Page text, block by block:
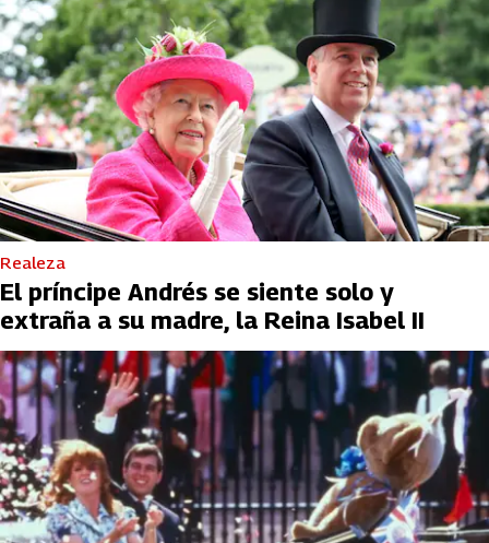
Realeza
El príncipe Andrés se siente solo y
extraña a su madre, la Reina Isabel II